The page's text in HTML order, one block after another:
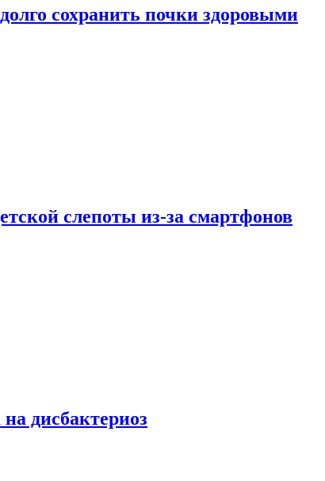
сохранить почки здоровыми
слепоты из-за смартфонов
дисбактериоз